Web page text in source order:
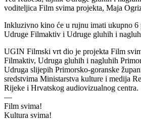
voditeljica Film svima projekta, Maja
Inkluzivno kino će u rujnu imati ukupno 6
Udruge Filmaktiv i Udruge gluhih i
UGIN Filmski vrt dio je projekta Film
Filmaktiv, Udruga gluhih i nagluhih
Udruga slijepih Primorsko-goranske
sredstvima Ministarstva kulture i medija
Rijeke i Hrvatskog audiovizualnog centra.
—
Film svima!
Kultura svima!